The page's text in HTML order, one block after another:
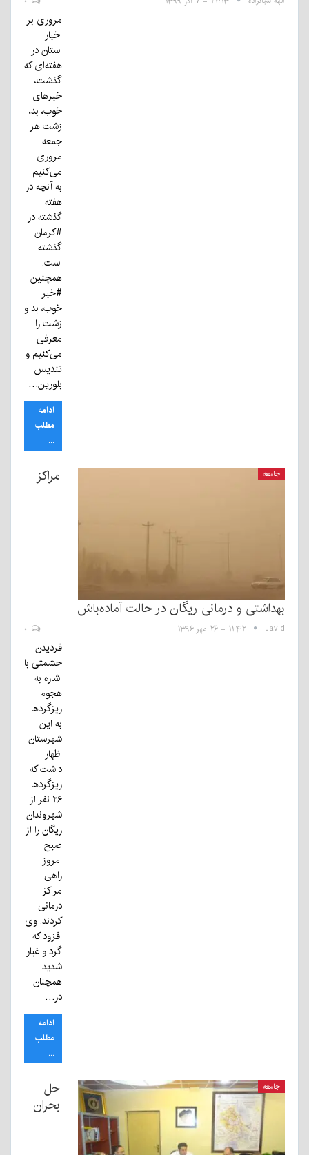
مروری بر
اخبار
استان در
هفته‌ای که
گذشت،
خبرهای
خوب، بد،
زشت هر
جمعه
مروری
می‌کنیم
به آنچه در
هفته
گذشته در
#کرمان
گذشته
است.
همچنین
#خبر
خوب، بد و
زشت را
معرفی
می‌کنیم و
‌تندیس
بلورین…
ادامه
مطلب
...
جامعه مراکز
بهداشتی و درمانی ریگان در حالت آماده‌باش
Javid ۱۱:۴۲ - ۲۶ مهر ۱۳۹۶
فردیدن
حشمتی با
اشاره به
هجوم
ریزگردها
به این
شهرستان
اظهار
داشت که
ریزگردها
۲۶ نفر از
شهروندان
ریگان را از
صبح
امروز
راهی
مراکز
درمانی
کردند. وی
افزود که
گرد و غبار
شدید
همچنان
در…
ادامه
مطلب
...
جامعه
حل
بحران